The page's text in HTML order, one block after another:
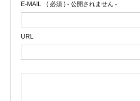
E-MAIL ( 必須 ) - 公開されません -
URL